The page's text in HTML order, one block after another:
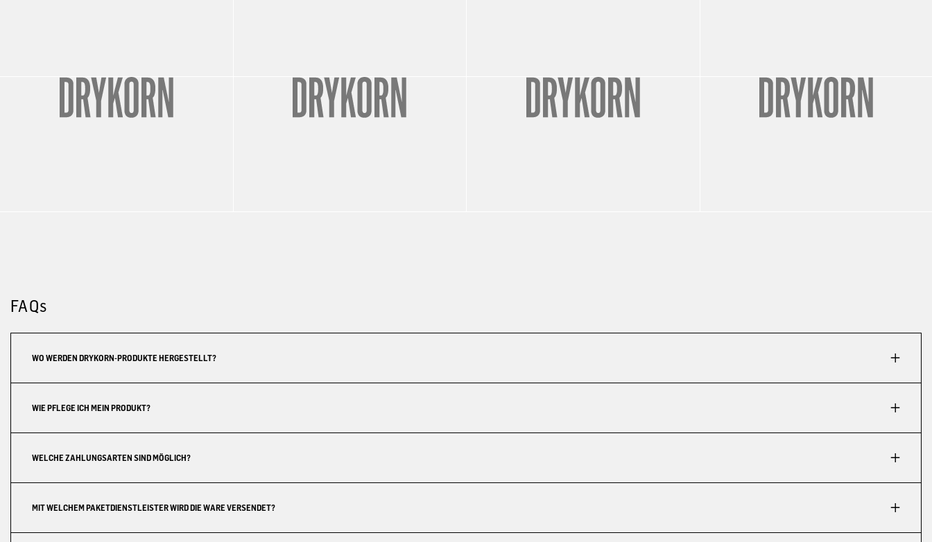
FAQs
WO WERDEN DRYKORN-PRODUKTE HERGESTELLT?
WIE PFLEGE ICH MEIN PRODUKT?
WELCHE ZAHLUNGSARTEN SIND MÖGLICH?
MIT WELCHEM PAKETDIENSTLEISTER WIRD DIE WARE VERSENDET?